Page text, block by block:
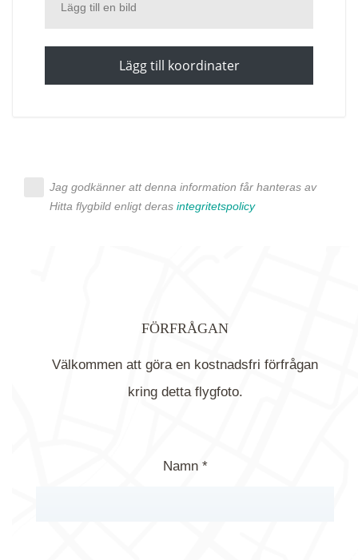
Lägg till en bild
Lägg till koordinater
Jag godkänner att denna information får hanteras av
Hitta flygbild enligt deras integritetspolicy
FÖRFRÅGAN
Välkommen att göra en kostnadsfri förfrågan
kring detta flygfoto.
Namn *